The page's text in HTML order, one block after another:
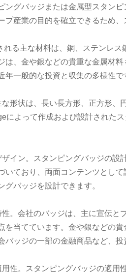
ングバッジまたは金属型スタン
プ産業の目的を確立できるため
れる主な材料は、銅、ステンレ
は、金や銀などの貴重な金属材
年一般的な投資と収集の多様性で
形状は、長い長方形、正方形
によって作成および設計された
イン。スタンピングバッジの
いており、両面コンテンツとし
グバッジを設計できます。
。会社のバッジは、主に宣伝
を当てています。金や銀などの
バッジの一部の金融商品など、
性。スタンピングバッジの適